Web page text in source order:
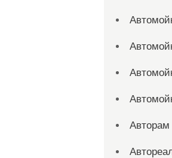
Авторам